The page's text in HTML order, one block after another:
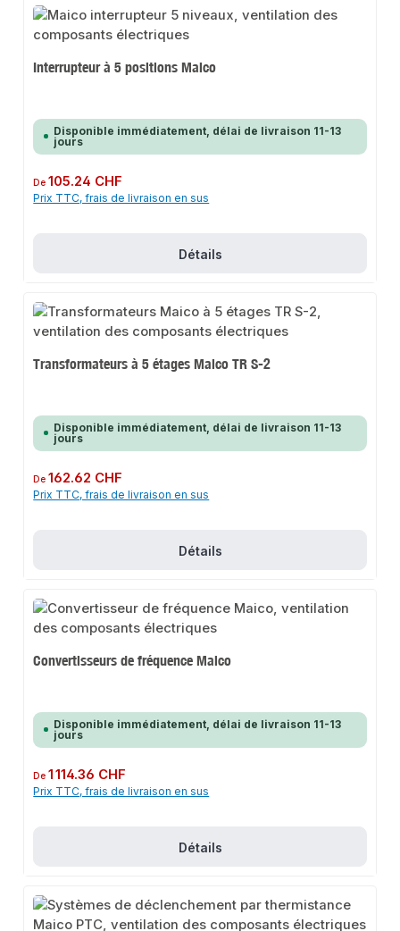
Interrupteur à 5 positions Maico
Disponible immédiatement, délai de livraison 11-13
jours
Prix régulier :
De105.24 CHF
Prix TTC, frais de livraison en sus
Détails
Transformateurs à 5 étages Maico TR S-2
Disponible immédiatement, délai de livraison 11-13
jours
Prix régulier :
De162.62 CHF
Prix TTC, frais de livraison en sus
Détails
Convertisseurs de fréquence Maico
Disponible immédiatement, délai de livraison 11-13
jours
Prix régulier :
De1 114.36 CHF
Prix TTC, frais de livraison en sus
Détails